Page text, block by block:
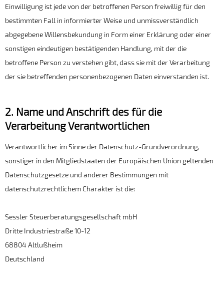
Einwilligung ist jede von der betroffenen Person freiwillig für den
bestimmten Fall in informierter Weise und unmissverständlich
abgegebene Willensbekundung in Form einer Erklärung oder einer
sonstigen eindeutigen bestätigenden Handlung, mit der die
betroffene Person zu verstehen gibt, dass sie mit der Verarbeitung
der sie betreffenden personenbezogenen Daten einverstanden ist.
2. Name und Anschrift des für die
Verarbeitung Verantwortlichen
Verantwortlicher im Sinne der Datenschutz-Grundverordnung,
sonstiger in den Mitgliedstaaten der Europäischen Union geltenden
Datenschutzgesetze und anderer Bestimmungen mit
datenschutzrechtlichem Charakter ist die:
Sessler Steuerberatungsgesellschaft mbH
Dritte Industriestraße 10-12
68804 Altlußheim
Deutschland